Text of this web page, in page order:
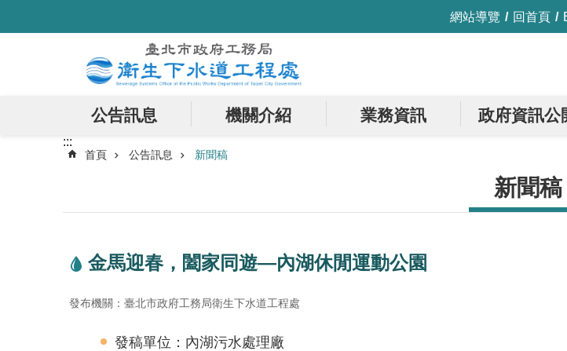
網站導覽 回首頁
公告訊息 機關介紹 業務資訊 政府資訊公
:::
首頁 公告訊息 新聞稿
新聞稿
金馬迎春，闔家同遊—內湖休閒運動公園
發布機關：臺北市政府工務局衛生下水道工程處
發稿單位：內湖污水處理廠